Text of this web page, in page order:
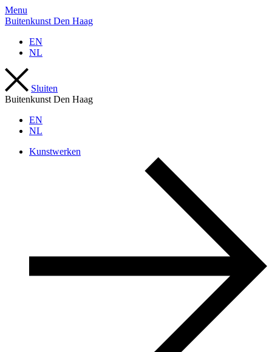
Menu
Buitenkunst Den Haag
EN
NL
Sluiten
Buitenkunst Den Haag
EN
NL
Kunstwerken